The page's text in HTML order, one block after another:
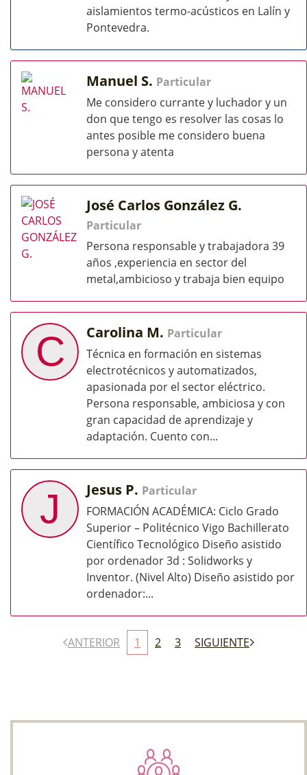
aislamientos termo-acústicos en Lalín y
Pontevedra.
Manuel S. Particular
Me considero currante y luchador y un
don que tengo es resolver las cosas lo
antes posible me considero buena
persona y atenta
José Carlos González G.
Particular
Persona responsable y trabajadora 39
años ,experiencia en sector del
metal,ambicioso y trabaja bien equipo
C Carolina M. Particular
Técnica en formación en sistemas
electrotécnicos y automatizados,
apasionada por el sector eléctrico.
Persona responsable, ambiciosa y con
gran capacidad de aprendizaje y
adaptación. Cuento con...
J Jesus P. Particular
FORMACIÓN ACADÉMICA: Ciclo Grado
Superior – Politécnico Vigo Bachillerato
Científico Tecnológico Diseño asistido
por ordenador 3d : Solidworks y
Inventor. (Nivel Alto) Diseño asistido por
ordenador:...
ANTERIOR 1 2 3 SIGUIENTE